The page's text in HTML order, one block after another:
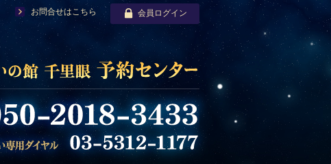
お問合せはこちら 会員ログイン